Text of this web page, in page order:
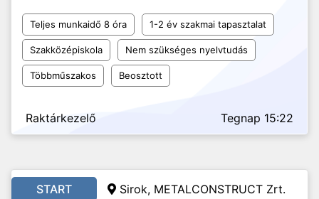
Teljes munkaidő 8 óra 1-2 év szakmai tapasztalat
Szakközépiskola Nem szükséges nyelvtudás
Többműszakos Beosztott
Raktárkezelő Tegnap 15:22
START Sirok, METALCONSTRUCT Zrt.